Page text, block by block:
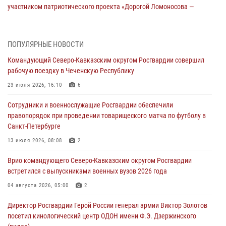
участником патриотического проекта «Дорогой Ломоносова —
исполнилось 20 лет
08 августа 2026, 07:00
настольному теннису ко Дню физкультурника
08 августа 2026, 07:00
Росгвардейцы обеспечили безопасность «Поезда Победы» в
08 августа 2026, 07:00
В Москве росгвардейцы оказали помощь медикам и девушке с
08 августа 2026, 06:32 1
ПОПУЛЯРНЫЕ НОВОСТИ
Командующий Северо-Кавказским округом Росгвардии совершил
рабочую поездку в Чеченскую Республику
23 июля 2026, 16:10 6
Сотрудники и военнослужащие Росгвардии обеспечили
правопорядок при проведении товарищеского матча по футболу в
Санкт-Петербурге
13 июля 2026, 08:08 2
Врио командующего Северо-Кавказским округом Росгвардии
встретился с выпускниками военных вузов 2026 года
04 августа 2026, 05:00 2
Директор Росгвардии Герой России генерал армии Виктор Золотов
посетил кинологический центр ОДОН имени Ф.Э. Дзержинского